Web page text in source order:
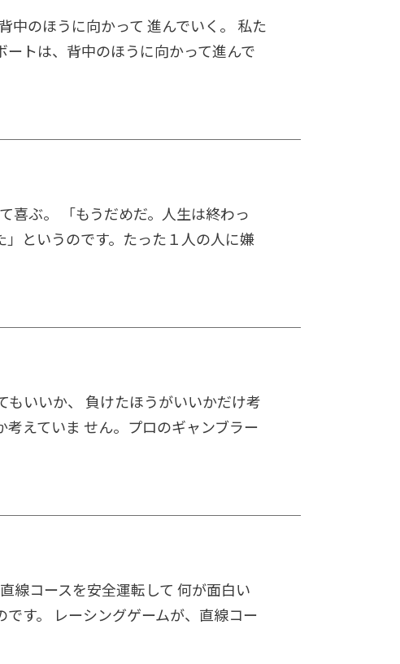
中のほうに向かって 進んでいく。 私た
トは、背中のほうに向かって進んで
喜ぶ。 「もうだめだ。人生は終わっ
というのです。たった１人の人に嫌
もいいか、 負けたほうがいいかだけ考
えていま せん。プロのギャンブラー
線コースを安全運転して 何が面白い
す。 レーシングゲームが、直線コー